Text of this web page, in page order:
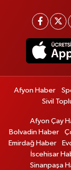
Afyon Haber
Sivil
Afyon Çay
Bolvadin Haber
Emirdağ Haber
İscehisar
Sinanpaşa